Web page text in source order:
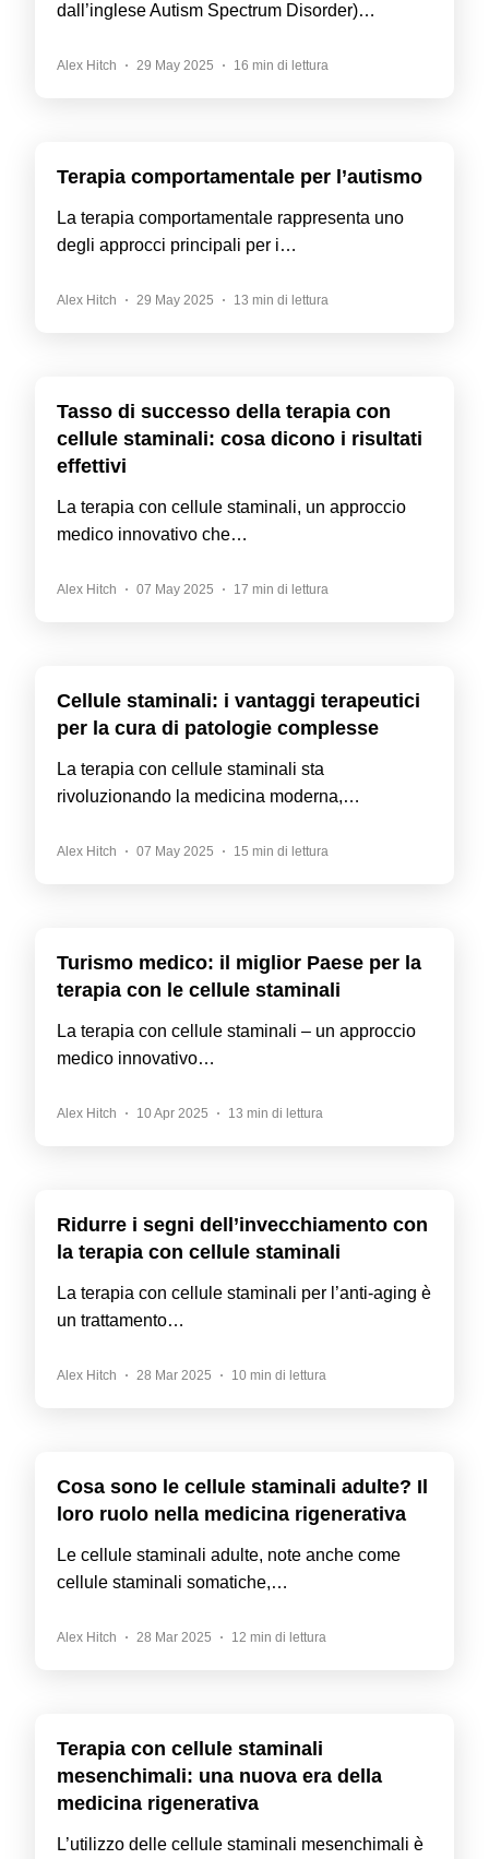
dall’inglese Autism Spectrum Disorder)…
Alex Hitch 29 May 2025 16 min di lettura
Terapia comportamentale per l’autismo
La terapia comportamentale rappresenta uno
degli approcci principali per i…
Alex Hitch 29 May 2025 13 min di lettura
Tasso di successo della terapia con
cellule staminali: cosa dicono i risultati
effettivi
La terapia con cellule staminali, un approccio
medico innovativo che…
Alex Hitch 07 May 2025 17 min di lettura
Cellule staminali: i vantaggi terapeutici
per la cura di patologie complesse
La terapia con cellule staminali sta
rivoluzionando la medicina moderna,…
Alex Hitch 07 May 2025 15 min di lettura
Turismo medico: il miglior Paese per la
terapia con le cellule staminali
La terapia con cellule staminali – un approccio
medico innovativo…
Alex Hitch 10 Apr 2025 13 min di lettura
Ridurre i segni dell’invecchiamento con
la terapia con cellule staminali
La terapia con cellule staminali per l’anti-aging è
un trattamento…
Alex Hitch 28 Mar 2025 10 min di lettura
Cosa sono le cellule staminali adulte? Il
loro ruolo nella medicina rigenerativa
Le cellule staminali adulte, note anche come
cellule staminali somatiche,…
Alex Hitch 28 Mar 2025 12 min di lettura
Terapia con cellule staminali
mesenchimali: una nuova era della
medicina rigenerativa
L’utilizzo delle cellule staminali mesenchimali è